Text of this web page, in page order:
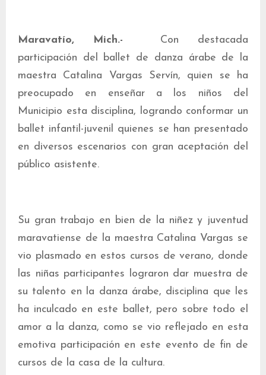
Maravatío, Mich.- Con destacada
participación del ballet de danza árabe de la
maestra Catalina Vargas Servín, quien se ha
preocupado en enseñar a los niños del
Municipio esta disciplina, logrando conformar un
ballet infantil-juvenil quienes se han presentado
en diversos escenarios con gran aceptación del
público asistente.
Su gran trabajo en bien de la niñez y juventud
maravatiense de la maestra Catalina Vargas se
vio plasmado en estos cursos de verano, donde
las niñas participantes lograron dar muestra de
su talento en la danza árabe, disciplina que les
ha inculcado en este ballet, pero sobre todo el
amor a la danza, como se vio reflejado en esta
emotiva participación en este evento de fin de
cursos de la casa de la cultura.